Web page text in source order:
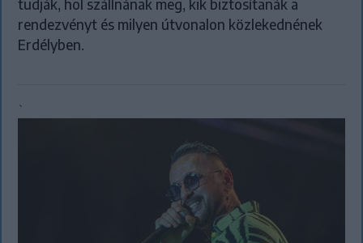
tudják, hol szállnának meg, kik biztosítanák a
rendezvényt és milyen útvonalon közlekednének
Erdélyben.
`